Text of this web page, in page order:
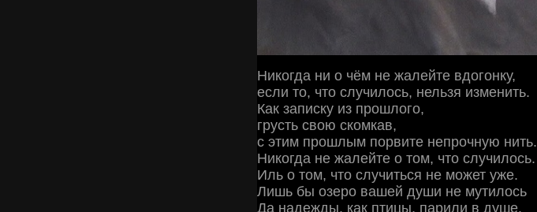
Никогда ни о чём не жалейте вдогонку,
если то, что случилось, нельзя изменить.
Как записку из прошлого,
грусть свою скомкав,
с этим прошлым порвите непрочную нить.
Никогда не жалейте о том, что случилось.
Иль о том, что случиться не может уже.
Лишь бы озеро вашей души не мутилось
Да надежды, как птицы, парили в душе.